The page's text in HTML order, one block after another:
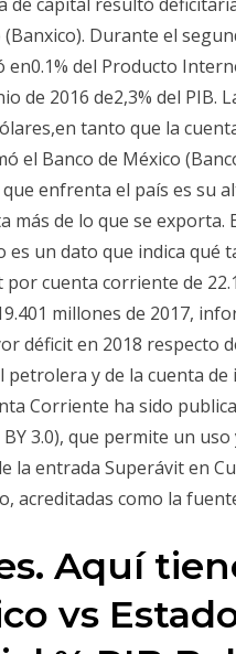
Durante el
en0.1% del Producto
de 2016 de2,3% del PIB.
tanto que la
el Banco de México
enfrenta el país es su
más de lo que se exporta.
es un dato que indica qué
cuenta corriente de
millones de 2017,
déficit en 2018 respecto
petrolera y de la cuenta
Corriente ha sido
BY 3.0), que permite un
la entrada Superávit en
acreditadas como la
Aquí
vs